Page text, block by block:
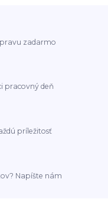
zadarmo
pracovný deň
príležitosť
Napíšte nám